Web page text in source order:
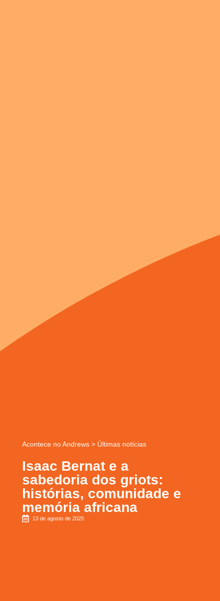
Acontece no Andrews> Últimas notícias
Isaac Bernat e a
sabedoria dos griots:
histórias, comunidade e
memória africana
13 de agosto de 2025